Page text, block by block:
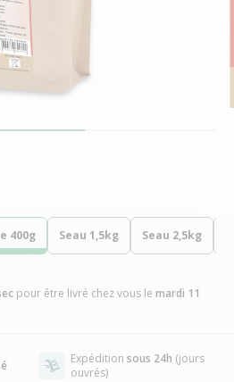
400g Seau 1,5kg Seau 2,5kg
pour être livré chez vous le mardi 11
Expédition sous 24h (jours
ouvrés)